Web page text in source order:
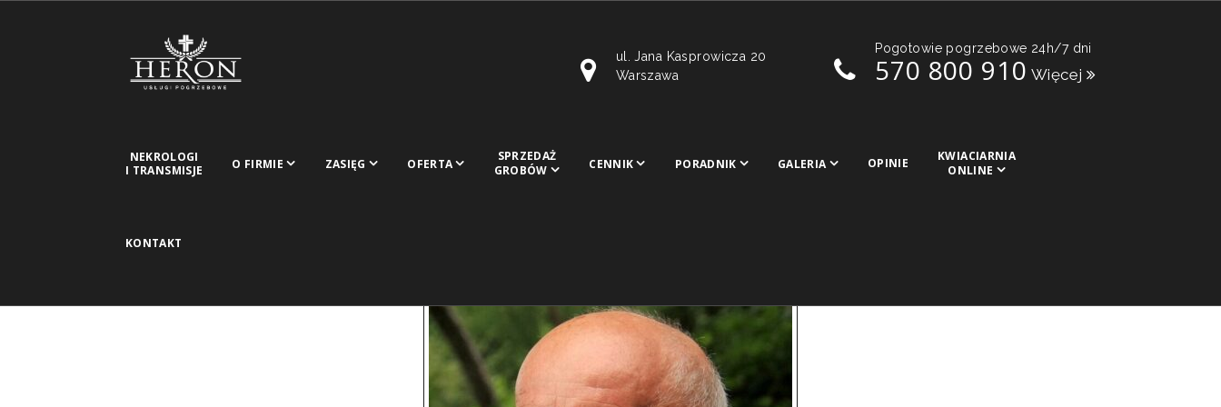
ul. Jana Kasprowicza 20
Warszawa
Pogotowie pogrzebowe 24h/7 dni
570 800 910 Więcej
NEKROLOGI
I TRANSMISJE
O FIRMIE ZASIĘG OFERTA
SPRZEDAŻ
GROBÓW
CENNIK PORADNIK GALERIA OPINIE
KWIACIARNIA
ONLINE
KONTAKT